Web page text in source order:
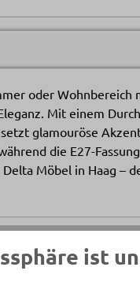
oder Wohnbereich
Mit einem
glamouröse
die E27-
Möbel in Haag –
ist